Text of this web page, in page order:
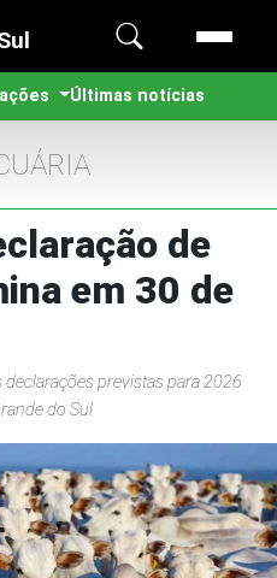
Últimas notícias
de
em 30 de
previstas para 2026
do Sul